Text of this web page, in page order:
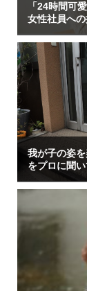
「24時間可
女性社員へ
我が子の姿
をプロに聞